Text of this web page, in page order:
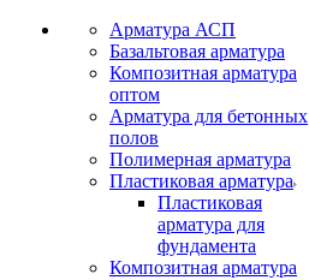
Арматура АСП
Базальтовая арматура
Композитная арматура
оптом
Арматура для бетонных
полов
Полимерная арматура
Пластиковая арматура
Пластиковая
арматура для
фундамента
Композитная арматура